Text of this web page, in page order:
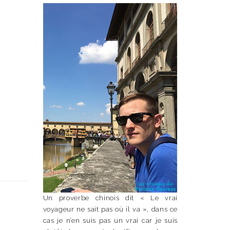
Un proverbe chinois dit « Le vrai
voyageur ne sait pas où il va », dans ce
cas je n’en suis pas un vrai car je suis